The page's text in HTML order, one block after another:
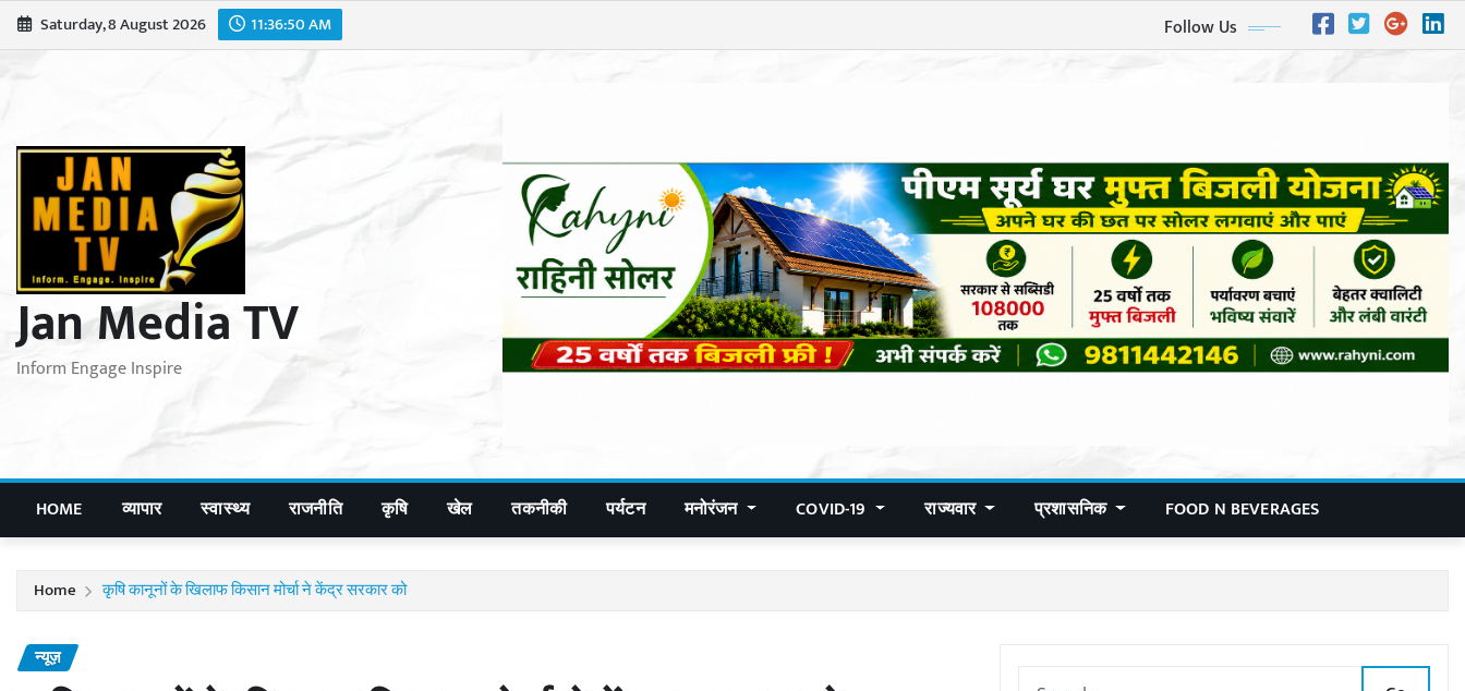
Skip
to
Saturday, 8 August 2026 11:36:51 AM Follow Us
Jan Media TV
Inform Engage Inspire
HOME व्यापार स्वास्थ्य राजनीति कृषि खेल तकनीकी पर्यटन मनोरंजन COVID-19 राज्यवार प्रशासनिक FOOD N BEVERAGES
Home कृषि कानूनों के खिलाफ किसान मोर्चा ने केंद्र सरकार को
न्यूज़